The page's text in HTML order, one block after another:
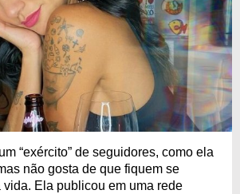
“exército” de seguidores, como ela
não gosta de que fiquem se
vida. Ela publicou em uma rede